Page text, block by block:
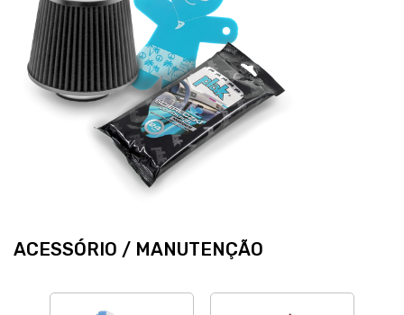
ACESSÓRIO / MANUTENÇÃO